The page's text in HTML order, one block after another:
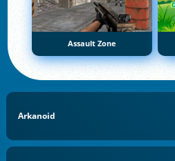
Assault Zone
Arkanoid